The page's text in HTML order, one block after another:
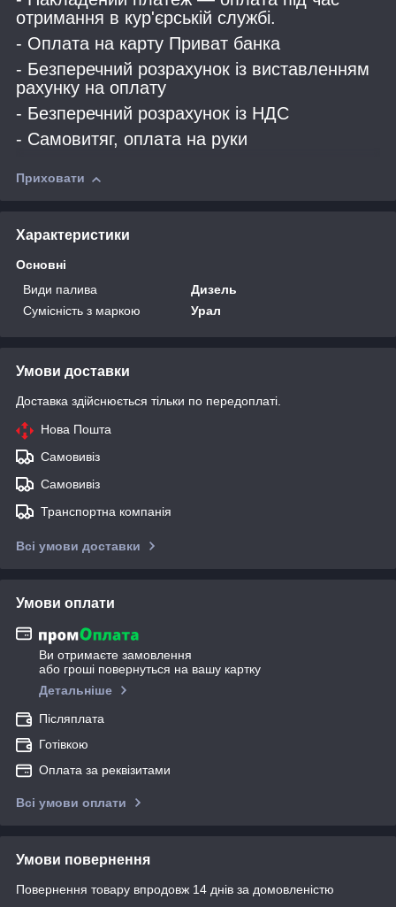
отримання в кур'єрській службі.
- Оплата на карту Приват банка
- Безперечний розрахунок із виставленням
рахунку на оплату
- Безперечний розрахунок із НДС
- Самовитяг, оплата на руки
Приховати
Характеристики
Основні
Види палива
Дизель
Сумісність з маркою
Урал
Умови доставки
Доставка здійснюється тільки по передоплаті.
Нова Пошта
Самовивіз
Самовивіз
Транспортна компанія
Всі умови доставки
Умови оплати
Ви отримаєте замовлення
або гроші повернуться на вашу картку
Детальніше
Післяплата
Готівкою
Оплата за реквізитами
Всі умови оплати
Умови повернення
Повернення товару впродовж 14 днів за домовленістю